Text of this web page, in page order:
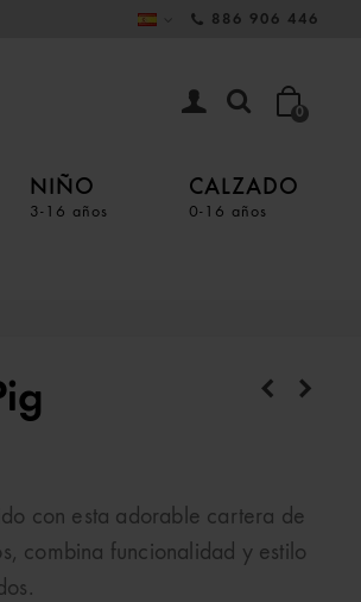
886 906 446
0
NIÑO
3-16 años
CALZADO
0-16 años
con esta adorable cartera de
combina funcionalidad y estilo